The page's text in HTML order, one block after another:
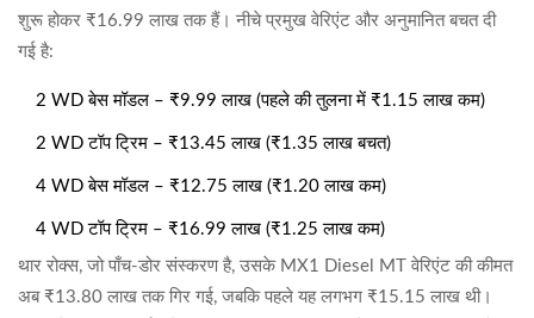
शुरू होकर ₹16.99 लाख तक हैं। नीचे प्रमुख वेरिएंट और अनुमानित बचत दी
गई है:
2 WD बेस मॉडल – ₹9.99 लाख (पहले की तुलना में ₹1.15 लाख कम)
2 WD टॉप ट्रिम – ₹13.45 लाख (₹1.35 लाख बचत)
4 WD बेस मॉडल – ₹12.75 लाख (₹1.20 लाख कम)
4 WD टॉप ट्रिम – ₹16.99 लाख (₹1.25 लाख कम)
थार रोक्स, जो पाँच‑डोर संस्करण है, उसके MX1 Diesel MT वेरिएंट की कीमत
अब ₹13.80 लाख तक गिर गई, जबकि पहले यह लगभग ₹15.15 लाख थी।